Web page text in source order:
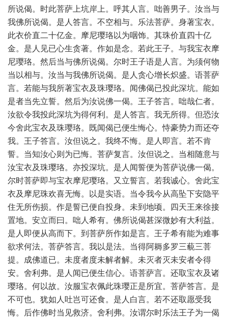
所说偈。时此菩萨上坑岸上。呼其人言。咄善男子。汝当与
我佛所说偈。是人答言。不空相与。乐法菩萨。身著宝衣。
此衣价直二十亿金。摩尼璎珞以为咽饰。其珠价直四十亿
金。是人见已心生贪著。作如是念。若此王子。与我宝衣摩
尼璎珞。然后当与佛所说偈。尔时王子语是人言。为须何物
当以相与。汝当与我佛所说偈。是人贪心增长炽盛。语菩萨
言。若能与我所著宝衣及珠璎珞。闻佛偈已投此深坑。能如
是者当先立誓。然后为汝说佛一偈。王子答言。咄哉仁者。
汝欲令我投此深坑为得何利。是人答言。我无所得。但恐汝
今舍此宝衣及珠璎珞。既闻偈已便生悔心。恃豪势力而还夺
我。王子答言。汝但说之。我终不悔。是人即言。若不肯
誓。当知汝心则为已悔。菩萨复言。汝但说之。当相随意与
汝宝衣及珠璎珞。亦投深坑。是人闻誓便为菩萨说佛一偈。
尔时菩萨即与宝衣摩尼璎珞。又立誓言。若我诚心。舍此宝
衣及摩尼珠欢喜无悔。以是实语。当令我今从高坠下安隐平
住无所伤损。作是誓已便自投身。未到地顷。四天王来徐接
置地。安立而曰。咄人希有。佛所说偈甚深微妙有大利益。
是人即便从高而下。到菩萨所作如是言。王子希有能为难事
欲求何法。菩萨答言。我以是法。当得阿耨多罗三藐三菩
提。成佛道已。未度者度未解者解。未灭者灭未安者令得
安。舍利弗。是人闻已便生信心。语菩萨言。还取宝衣及诸
璎珞。何以故。汝服宝衣佩此珠璎正是所宜。菩萨答言。是
不可也。犹如人吐岂可还食。是人白言。若不还取愿受我
悔。后作佛时当见救济。舍利弗。汝谓尔时乐法王子为一偈